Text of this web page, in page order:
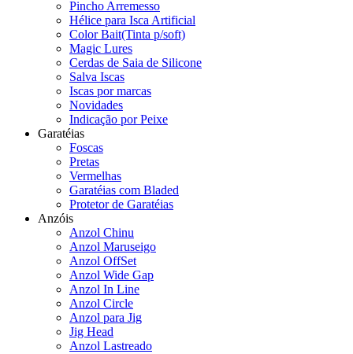
Pincho Arremesso
Hélice para Isca Artificial
Color Bait(Tinta p/soft)
Magic Lures
Cerdas de Saia de Silicone
Salva Iscas
Iscas por marcas
Novidades
Indicação por Peixe
Garatéias
Foscas
Pretas
Vermelhas
Garatéias com Bladed
Protetor de Garatéias
Anzóis
Anzol Chinu
Anzol Maruseigo
Anzol OffSet
Anzol Wide Gap
Anzol In Line
Anzol Circle
Anzol para Jig
Jig Head
Anzol Lastreado